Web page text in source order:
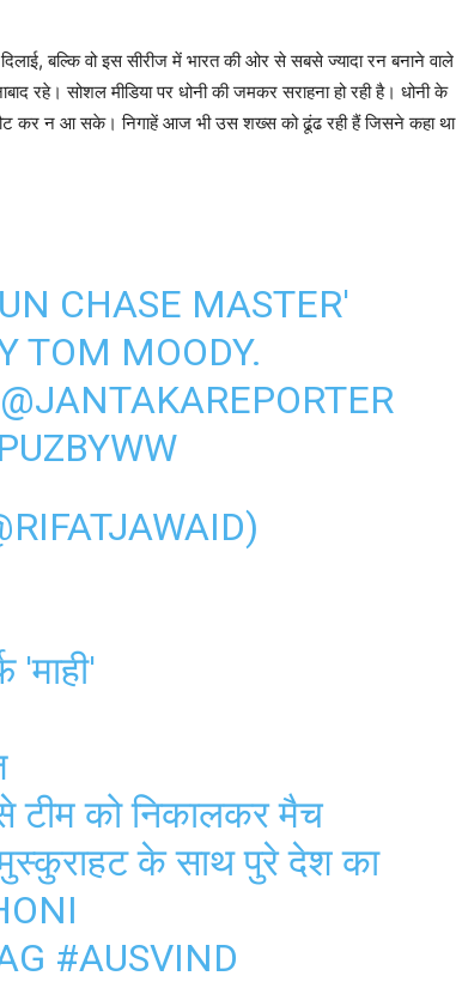
बल्कि वो इस सीरीज में भारत की ओर से सबसे ज्यादा रन बनाने वाले
रहे। सोशल मीडिया पर धोनी की जमकर सराहना हो रही है। धोनी के
कर न आ सके। निगाहें आज भी उस शख्स को ढूंढ रही हैं जिसने कहा था
CHASE MASTER'
TOM MOODY.
@JANTAKAREPORTER
'माही'
टीम को निकालकर मैच
के साथ पुरे देश का
#AUSVIND